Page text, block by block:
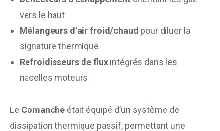
vers le haut
Mélangeurs d’air froid/chaud pour diluer la
signature thermique
Refroidisseurs de flux intégrés dans les
nacelles moteurs
Le Comanche était équipé d’un système de
dissipation thermique passif, permettant une